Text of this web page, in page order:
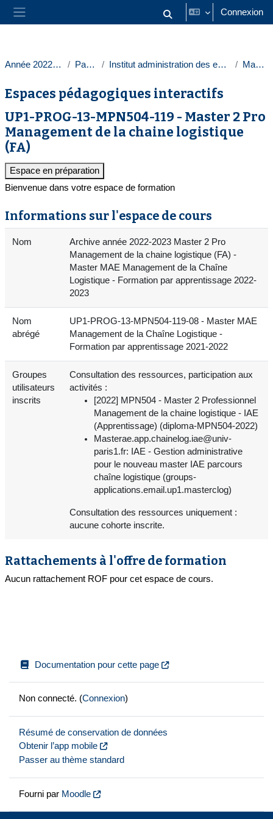
Passer au contenu principal
Panneau latéral Activer/désactiver la saisie
Connexion
Année 2022-2023 Paris 1 Institut administration des entreprises Masters
Espaces pédagogiques interactifs
UP1-PROG-13-MPN504-119 - Master 2 Pro
Management de la chaine logistique
(FA)
Espace en préparation
Bienvenue dans votre espace de formation
Informations sur l'espace de cours
Nom
Archive année 2022-2023 Master 2 Pro
Management de la chaine logistique (FA) -
Master MAE Management de la Chaîne
Logistique - Formation par apprentissage 2022-
2023
Nom
abrégé
UP1-PROG-13-MPN504-119-08 - Master MAE
Management de la Chaîne Logistique -
Formation par apprentissage 2021-2022
Groupes
utilisateurs
inscrits
Consultation des ressources, participation aux
activités :
[2022] MPN504 - Master 2 Professionnel
Management de la chaine logistique - IAE
(Apprentissage) (diploma-MPN504-2022)
Masterae.app.chainelog.iae@univ-
paris1.fr: IAE - Gestion administrative
pour le nouveau master IAE parcours
chaîne logistique (groups-
applications.email.up1.masterclog)
Consultation des ressources uniquement :
aucune cohorte inscrite.
Rattachements à l'offre de formation
Aucun rattachement ROF pour cet espace de cours.
Documentation pour cette page
Non connecté. (Connexion)
Résumé de conservation de données
Obtenir l’app mobile
Passer au thème standard
Fourni par Moodle